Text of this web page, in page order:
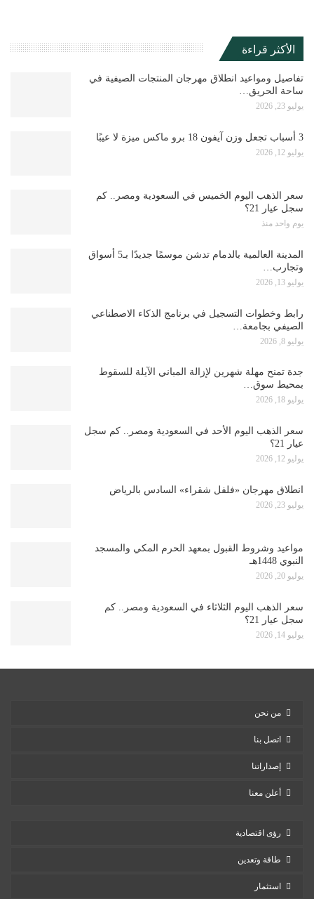
الأكثر قراءة
تفاصيل ومواعيد انطلاق مهرجان المنتجات الصيفية في
ساحة الحريق…
يوليو 23, 2026
3 أسباب تجعل وزن آيفون 18 برو ماكس ميزة لا عيبًا
يوليو 12, 2026
سعر الذهب اليوم الخميس في السعودية ومصر.. كم
سجل عيار 21؟
يوم واحد منذ
المدينة العالمية بالدمام تدشن موسمًا جديدًا بـ5 أسواق
وتجارب…
يوليو 13, 2026
رابط وخطوات التسجيل في برنامج الذكاء الاصطناعي
الصيفي بجامعة…
يوليو 8, 2026
جدة تمنح مهلة شهرين لإزالة المباني الآيلة للسقوط
بمحيط سوق…
يوليو 18, 2026
سعر الذهب اليوم الأحد في السعودية ومصر.. كم سجل
عيار 21؟
يوليو 12, 2026
انطلاق مهرجان «فلفل شقراء» السادس بالرياض
يوليو 23, 2026
مواعيد وشروط القبول بمعهد الحرم المكي والمسجد
النبوي 1448هـ
يوليو 20, 2026
سعر الذهب اليوم الثلاثاء في السعودية ومصر.. كم
سجل عيار 21؟
يوليو 14, 2026
من نحن
اتصل بنا
إصداراتنا
أعلن معنا
رؤى اقتصادية
طاقة وتعدين
استثمار